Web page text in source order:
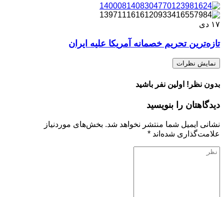
۱۷ دی
تازه‌ترین تحریم‌ خصمانه آمریکا علیه ایران
نمایش نظرات
بدون نظر! اولین نفر باشید
دیدگاهتان را بنویسید
نشانی ایمیل شما منتشر نخواهد شد. بخش‌های موردنیاز
علامت‌گذاری شده‌اند *